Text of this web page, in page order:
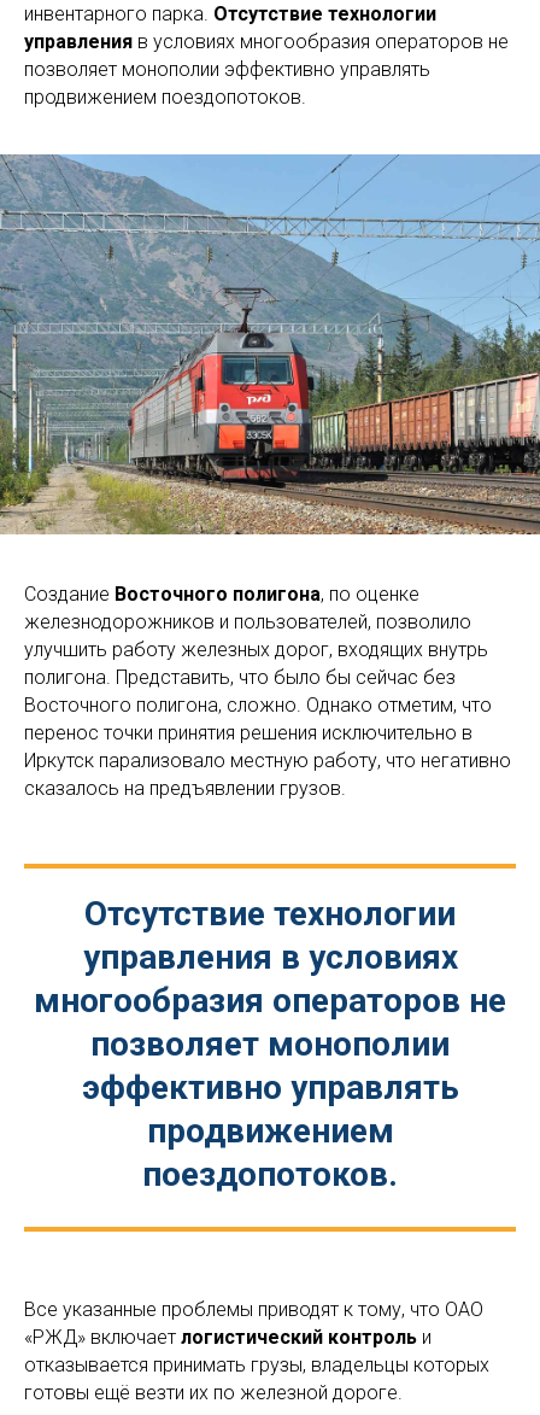
инвентарного парка. Отсутствие технологии
управления в условиях многообразия операторов не
позволяет монополии эффективно управлять
продвижением поездопотоков.
Создание Восточного полигона, по оценке
железнодорожников и пользователей, позволило
улучшить работу железных дорог, входящих внутрь
полигона. Представить, что было бы сейчас без
Восточного полигона, сложно. Однако отметим, что
перенос точки принятия решения исключительно в
Иркутск парализовало местную работу, что негативно
сказалось на предъявлении грузов.
Отсутствие технологии
управления в условиях
многообразия операторов не
позволяет монополии
эффективно управлять
продвижением
поездопотоков.
Все указанные проблемы приводят к тому, что ОАО
«РЖД» включает логистический контроль и
отказывается принимать грузы, владельцы которых
готовы ещё везти их по железной дороге.